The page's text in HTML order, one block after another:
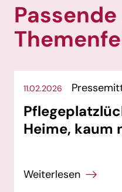
11.02.2026
Heime, kaum